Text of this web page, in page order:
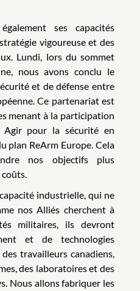
ses capacités
vigoureuse et des
Lundi, lors du sommet
nous avons conclu le
et de défense entre
Ce partenariat est
menant à la participation
Agir pour la sécurité en
plan ReArm Europe. Cela
nos objectifs plus
industrielle, qui ne
nos Alliés cherchent à
militaires, ils devront
et de technologies
travailleurs canadiens,
des laboratoires et des
Nous allons fabriquer les